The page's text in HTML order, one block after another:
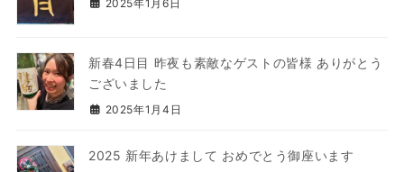
2025年1月6日
新春4日目 昨夜も素敵なゲストの皆様 ありがとう
ございました
2025年1月4日
2025 新年あけまして おめでとう御座います